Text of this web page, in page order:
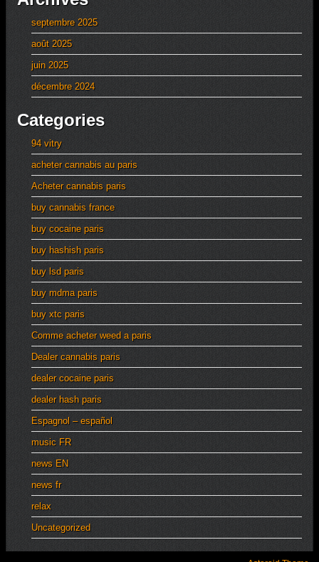
septembre 2025
août 2025
juin 2025
décembre 2024
Categories
94 vitry
acheter cannabis au paris
Acheter cannabis paris
buy cannabis france
buy cocaine paris
buy hashish paris
buy lsd paris
buy mdma paris
buy xtc paris
Comme acheter weed a paris
Dealer cannabis paris
dealer cocaine paris
dealer hash paris
Espagnol – español
music FR
news EN
news fr
relax
Uncategorized